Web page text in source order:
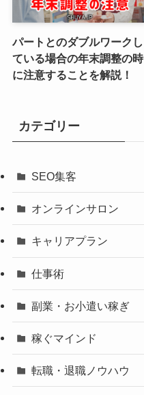
パートとのダブルワークし
ている場合の年末調整の時
に注意することを解説！
カテゴリー
SEO集客
オンラインサロン
キャリアプラン
仕事術
副業・お小遣い稼ぎ
稼ぐマインド
転職・退職ノウハウ